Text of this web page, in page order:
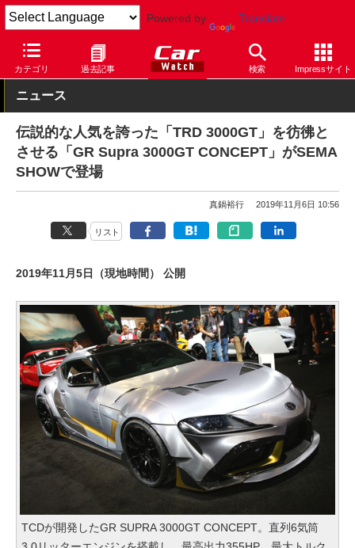
Powered by Translate
カテゴリ 過去記事 検索 Impressサイト
Car Watch イベント SEMAショー
ニュース
伝説的な人気を誇った「TRD 3000GT」を彷彿と
させる「GR Supra 3000GT CONCEPT」がSEMA
SHOWで登場
真鍋裕行 2019年11月6日 10:56
リスト
2019年11月5日（現地時間） 公開
TCDが開発したGR SUPRA 3000GT CONCEPT。直列6気筒